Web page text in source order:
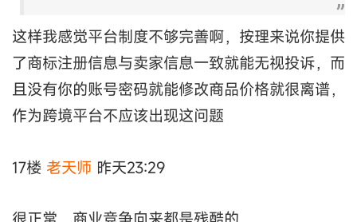
这样我感觉平台制度不够完善啊，按理来说你提供
了商标注册信息与卖家信息一致就能无视投诉，而
且没有你的账号密码就能修改商品价格就很离谱，
作为跨境平台不应该出现这问题
17楼 老天师 昨天23:29